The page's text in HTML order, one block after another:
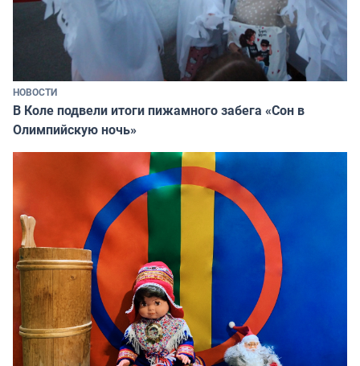
НОВОСТИ
В Коле подвели итоги пижамного забега «Сон в
Олимпийскую ночь»